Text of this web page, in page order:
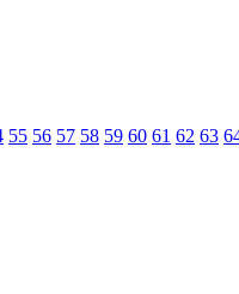
55 56 57 58 59 60 61 62 63